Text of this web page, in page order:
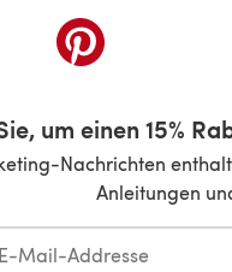
Tab)(öffnet sich in
um einen 15%
Nachrichten
Anleitungen